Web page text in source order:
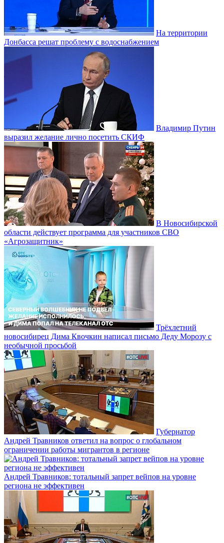
На территории
Донбасса решат проблему с водоснабжением
Владимир Путин
выразил желание лично посетить СКИФ
В Новосибирской
области действует программа для участников СВО
«Агрозащитник»
Трёхлетний
новосибирец Дима Квочкин написал письмо Деду Морозу с
необычной просьбой
Губернатор
Андрей Травников ответил на вопрос о глобальном
ограничении работы мигрантов в регионе
Андрей Травников: тотальный запрет вейпов на уровне
региона не эффективен